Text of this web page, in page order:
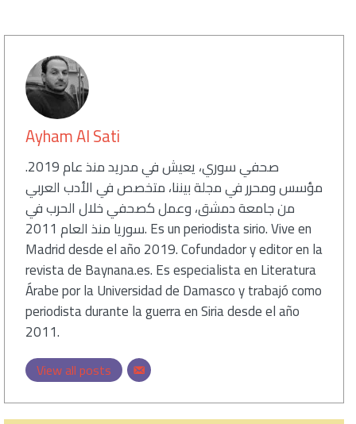
Ayham Al Sati
صحفي سوري، يعيش في مدريد منذ عام 2019.
مؤسس ومحرر في مجلة بيننا، متخصص في الأدب العربي
من جامعة دمشق، وعمل كصحفي خلال الحرب في
سوريا منذ العام 2011. Es un periodista sirio. Vive en
Madrid desde el año 2019. Cofundador y editor en la
revista de Baynana.es. Es especialista en Literatura
Árabe por la Universidad de Damasco y trabajó como
periodista durante la guerra en Siria desde el año
2011.
View all posts